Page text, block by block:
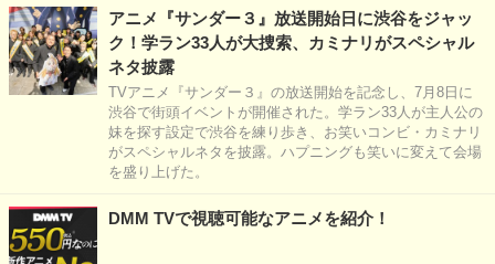
アニメ『サンダー３』放送開始日に渋谷をジャッ
ク！学ラン33人が大捜索、カミナリがスペシャル
ネタ披露
TVアニメ『サンダー３』の放送開始を記念し、7月8日に
渋谷で街頭イベントが開催された。学ラン33人が主人公の
妹を探す設定で渋谷を練り歩き、お笑いコンビ・カミナリ
がスペシャルネタを披露。ハプニングも笑いに変えて会場
を盛り上げた。
DMM TVで視聴可能なアニメを紹介！